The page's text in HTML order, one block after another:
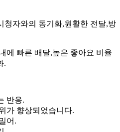
청자와의 동기화,원활한 전달,방
에 빠른 배달,높은 좋아요 비율
.
반응.
가 향상되었습니다.
어.